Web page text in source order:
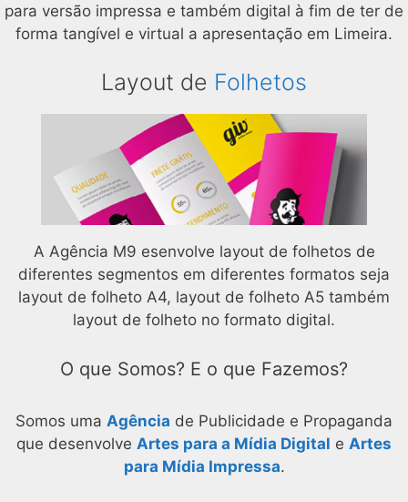
para versão impressa e também digital à fim de ter de
forma tangível e virtual a apresentação em Limeira.
Layout de Folhetos
A Agência M9 esenvolve layout de folhetos de
diferentes segmentos em diferentes formatos seja
layout de folheto A4, layout de folheto A5 também
layout de folheto no formato digital.
O que Somos? E o que Fazemos?
Somos uma Agência de Publicidade e Propaganda
que desenvolve Artes para a Mídia Digital e Artes
para Mídia Impressa.